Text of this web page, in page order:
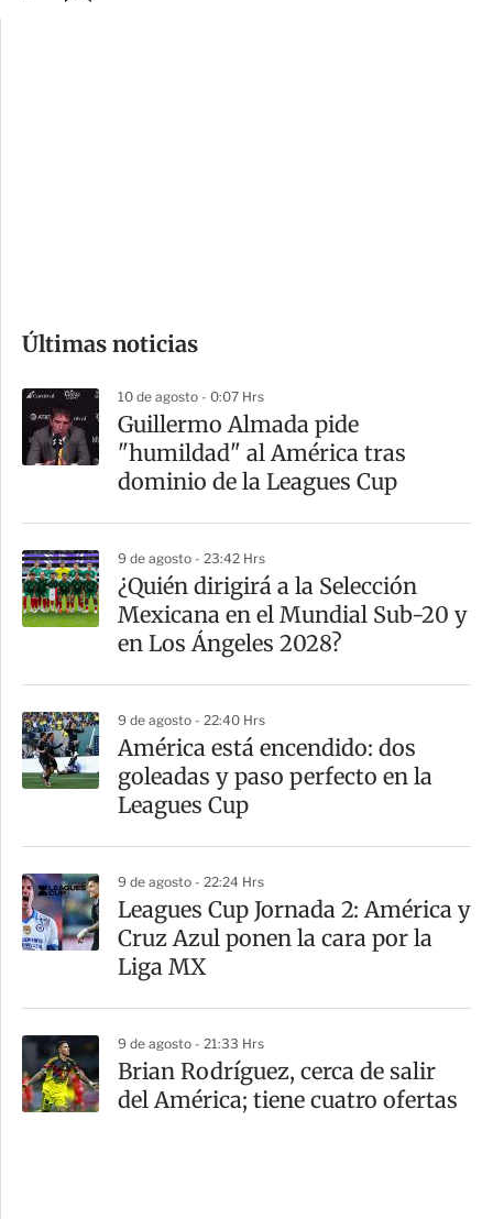
m
a
r
t
Últimas noticias
10 de agosto - 0:07 Hrs
Guillermo Almada pide
"humildad" al América tras
dominio de la Leagues Cup
9 de agosto - 23:42 Hrs
¿Quién dirigirá a la Selección
Mexicana en el Mundial Sub-20 y
en Los Ángeles 2028?
9 de agosto - 22:40 Hrs
América está encendido: dos
goleadas y paso perfecto en la
Leagues Cup
9 de agosto - 22:24 Hrs
Leagues Cup Jornada 2: América y
Cruz Azul ponen la cara por la
Liga MX
9 de agosto - 21:33 Hrs
Brian Rodríguez, cerca de salir
del América; tiene cuatro ofertas